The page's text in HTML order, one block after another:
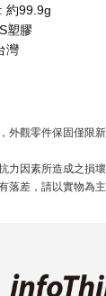
約99.9g
塑膠
灣
外觀零件保固僅限
力因素所造成之損
落差，請以實物為主